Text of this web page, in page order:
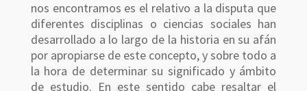
nos encontramos es el relativo a la disputa que
diferentes disciplinas o ciencias sociales han
desarrollado a lo largo de la historia en su afán
por apropiarse de este concepto, y sobre todo a
la hora de determinar su significado y ámbito
de estudio. En este sentido cabe resaltar el